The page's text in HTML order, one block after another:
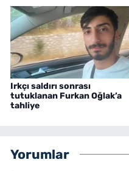
Irkçı saldırı sonrası
tutuklanan Furkan Oğlak’a
tahliye
Yorumlar